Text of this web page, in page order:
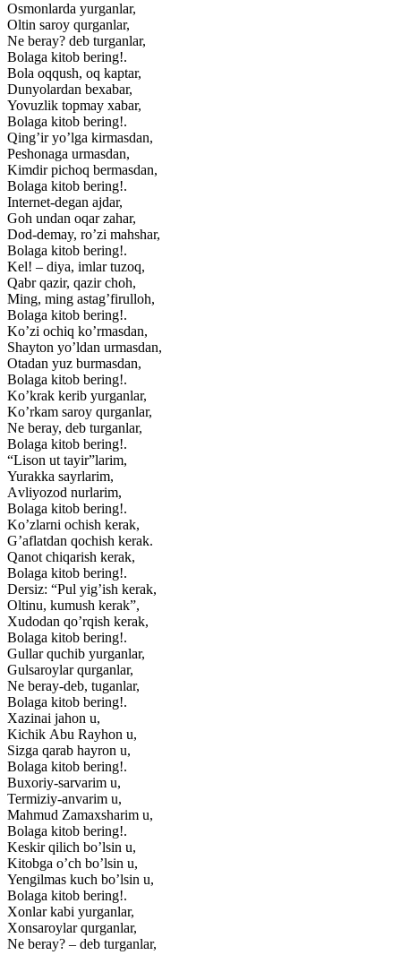
Osmonlarda yurganlar,
Oltin saroy qurganlar,
Ne beray? deb turganlar,
Bolaga kitob bering!.
Bola oqqush, oq kaptar,
Dunyolardan bexabar,
Yovuzlik topmay xabar,
Bolaga kitob bering!.
Qingʼir yoʼlga kirmasdan,
Peshonaga urmasdan,
Kimdir pichoq bermasdan,
Bolaga kitob bering!.
Internet-degan ajdar,
Goh undan oqar zahar,
Dod-demay, roʼzi mahshar,
Bolaga kitob bering!.
Kel! – diya, imlar tuzoq,
Qabr qazir, qazir choh,
Ming, ming astagʼfirulloh,
Bolaga kitob bering!.
Koʼzi ochiq koʼrmasdan,
Shayton yoʼldan urmasdan,
Otadan yuz burmasdan,
Bolaga kitob bering!.
Koʼkrak kerib yurganlar,
Koʼrkam saroy qurganlar,
Ne beray, deb turganlar,
Bolaga kitob bering!.
“Lison ut tayir”larim,
Yurakka sayrlarim,
Аvliyozod nurlarim,
Bolaga kitob bering!.
Koʼzlarni ochish kerak,
Gʼaflatdan qochish kerak.
Qanot chiqarish kerak,
Bolaga kitob bering!.
Dersiz: “Pul yigʼish kerak,
Oltinu, kumush kerak”,
Xudodan qoʼrqish kerak,
Bolaga kitob bering!.
Gullar quchib yurganlar,
Gulsaroylar qurganlar,
Ne beray-deb, tuganlar,
Bolaga kitob bering!.
Xazinai jahon u,
Kichik Аbu Rayhon u,
Sizga qarab hayron u,
Bolaga kitob bering!.
Buxoriy-sarvarim u,
Termiziy-anvarim u,
Mahmud Zamaxsharim u,
Bolaga kitob bering!.
Keskir qilich boʼlsin u,
Kitobga oʼch boʼlsin u,
Yengilmas kuch boʼlsin u,
Bolaga kitob bering!.
Xonlar kabi yurganlar,
Xonsaroylar qurganlar,
Ne beray? – deb turganlar,